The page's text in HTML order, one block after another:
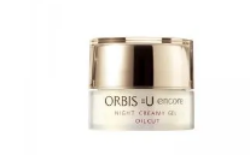
べ*5 オトギリソウエキス配合＝肌
にうるおいを与え、うるおいに満ち
たハリツヤ肌へ導く保湿成分
でなく、メラニンが蓄積しがちな年
齢肌の“メラニンメタボ(*2)”にアプ
ローチして、澄みわたる美肌を目指
します。*1 年齢を重ねた肌*2 メラ